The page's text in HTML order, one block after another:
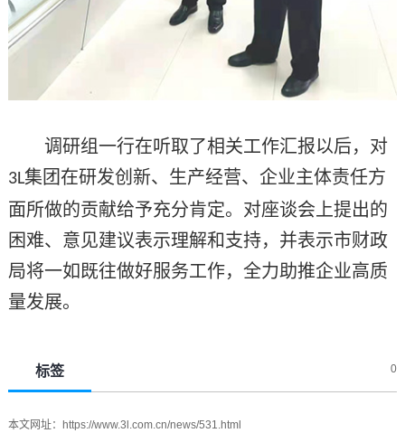
调研组一行在听取了相关工作汇报以后，对
3L集团在研发创新、生产经营、企业主体责任方
面所做的贡献给予充分肯定。对座谈会上提出的
困难、意见建议表示理解和支持，并表示市财政
局将一如既往做好服务工作，全力助推企业高质
量发展。
标签 0
本文网址： https://www.3l.com.cn/news/531.html